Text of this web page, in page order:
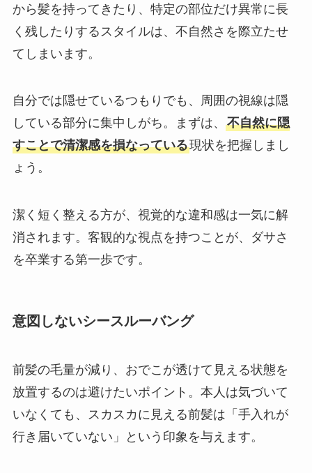
から髪を持ってきたり、特定の部位だけ異常に長
く残したりするスタイルは、不自然さを際立たせ
てしまいます。
自分では隠せているつもりでも、周囲の視線は隠
している部分に集中しがち。まずは、 不自然に隠
すことで清潔感を損なっている現状を把握しまし
ょう。
潔く短く整える方が、視覚的な違和感は一気に解
消されます。客観的な視点を持つことが、ダサさ
を卒業する第一歩です。
意図しないシースルーバング
前髪の毛量が減り、おでこが透けて見える状態を
放置するのは避けたいポイント。本人は気づいて
いなくても、スカスカに見える前髪は「手入れが
行き届いていない」という印象を与えます。